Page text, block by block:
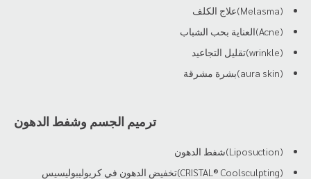
(Melasma)علاج الكلف
(Acne)العناية بحب الشباب
(wrinkle)تقليل التجاعيد
(aura skin)بشرة مشرقة
ترميم الجسم وشفط الدهون
(Liposuction)شفط الدهون
(CRISTAL® Coolsculpting)تخفيض الدهون في كريوليبوليسيس